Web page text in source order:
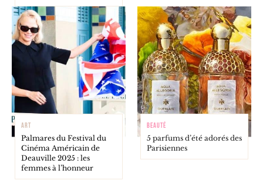
ART
Palmares du Festival du
Cinéma Américain de
Deauville 2025 : les
femmes à l’honneur
BEAUTÉ
5 parfums d’été adorés des
Parisiennes